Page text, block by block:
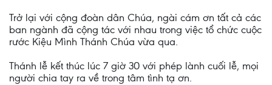
Trở lại với cộng đoàn dân Chúa, ngài cám ơn tất cả các
ban ngành đã cộng tác với nhau trong việc tổ chức cuộc
rước Kiệu Mình Thánh Chúa vừa qua.
Thánh lễ kết thúc lúc 7 giờ 30 với phép lành cuối lễ, mọi
người chia tay ra về trong tâm tình tạ ơn.